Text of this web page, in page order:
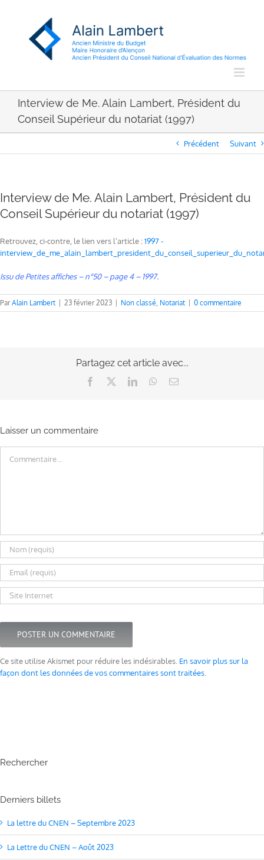
Interview de Me. Alain Lambert, Président du
Conseil Supérieur du notariat (1997)
Précédent Suivant
Interview de Me. Alain Lambert, Président du
Conseil Supérieur du notariat (1997)
Retrouvez, ci-contre, le lien vers l’article :1997 -
Issu de Petites affiches – n°50 – page 4 – 1997.
ParAlain Lambert 23 février 2023 Non classé, Notariat 0 commentaire
Partagez cet article avec...
Facebook LinkedInWhatsApp
Email
Laisser un commentaire
Ce site utilise Akismet pour réduire les indésirables. En savoir plus sur la
façon dont les données de vos commentaires sont traitées
Rechercher
Derniers billets
La lettre du CNEN – Septembre 2023
La Lettre du CNEN – Août 2023